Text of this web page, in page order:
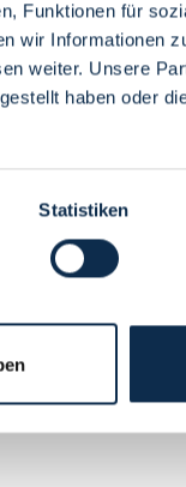
Funktionen für
wir Informationen
weiter. Unsere
haben oder
Statistiken